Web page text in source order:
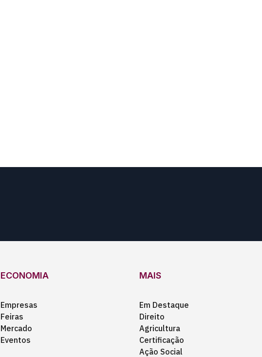
ECONOMIA
Empresas
Feiras
Mercado
Eventos
MAIS
Em Destaque
Direito
Agricultura
Certificação
Ação Social